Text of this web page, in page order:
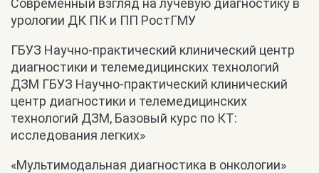
урологии ДК ПК и ПП РостГМУ
ГБУЗ Научно-практический клинический центр
диагностики и телемедицинских технологий
ДЗМ ГБУЗ Научно-практический клинический
центр диагностики и телемедицинских
технологий ДЗМ, Базовый курс по КТ:
исследования легких»
«Мультимодальная диагностика в онкологии»